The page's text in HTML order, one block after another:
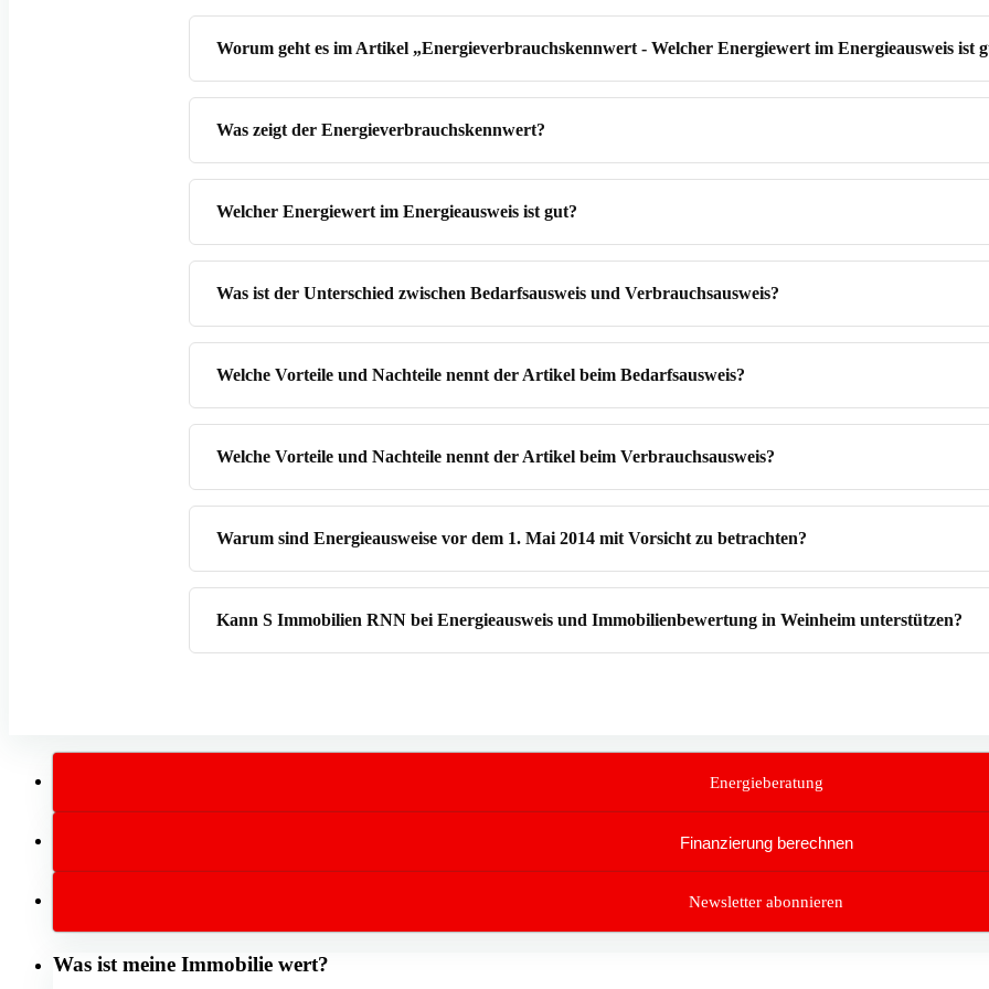
Worum geht es im Artikel „Energieverbrauchskennwert - Welcher Energiewert im Energieausweis ist
Was zeigt der Energieverbrauchskennwert?
Welcher Energiewert im Energieausweis ist gut?
Was ist der Unterschied zwischen Bedarfsausweis und Verbrauchsausweis?
Welche Vorteile und Nachteile nennt der Artikel beim Bedarfsausweis?
Welche Vorteile und Nachteile nennt der Artikel beim Verbrauchsausweis?
Warum sind Energieausweise vor dem 1. Mai 2014 mit Vorsicht zu betrachten?
Kann S Immobilien RNN bei Energieausweis und Immobilienbewertung in Weinheim unterstützen?
Energieberatung
Finanzierung berechnen
Newsletter abonnieren
Was ist meine Immobilie wert?